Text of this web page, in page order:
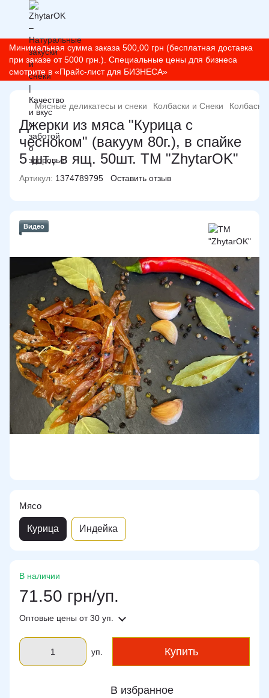
Минимальная сумма заказа 500,00 грн (бесплатная доставка
при заказе от 5000 грн.). Специальные цены для бизнеса
смотрите в «Прайс-лист для БИЗНЕСА»
Мясные деликатесы и снеки Колбаски и Снеки
Джерки из мяса "Курица с
чесноком" (вакуум 80г.), в спайке
5 шт., в ящ. 50шт. ТМ "ZhytarOK"
Артикул: 1374789795 Оставить отзыв
Видео
Мясо
Курица Индейка
В наличии
71.50 грн/уп.
Оптовые цены от 30 уп.
уп. Купить
В избранное